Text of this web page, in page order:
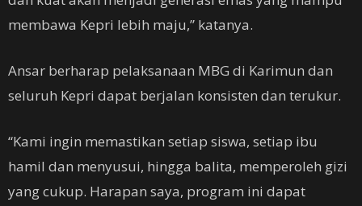
membawa Kepri lebih maju,” katanya.
Ansar berharap pelaksanaan MBG di Karimun dan
seluruh Kepri dapat berjalan konsisten dan terukur.
“Kami ingin memastikan setiap siswa, setiap ibu
hamil dan menyusui, hingga balita, memperoleh gizi
yang cukup. Harapan saya, program ini dapat